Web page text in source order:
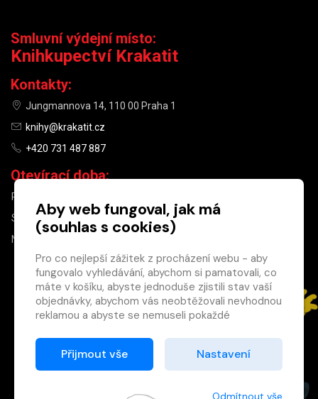
×
Máte u nás již
registrovaný
účet?
Registrací získáte slevu
na zboží ve výši 15 %
Smluvní výdejní místo:
Knihkupectví Krakatit
Kontakty:
Jungmannova 14, 110 00 Praha 1
knihy@krakatit.cz
+420 731 487 887
Otevírací doba:
PO–PÁ
SO
10:00–13:00
NE
Aby web fungoval, jak má
(souhlas s cookies)
Pro co nejlepší zážitek z procházení webu - aby
fungovalo vyhledávání, abychom si pamatovali, co
máte v košíku, abyste jednoduše zjistili stav vaší
objednávky, abychom vás neobtěžovali nevhodnou
reklamou a abyste se nemuseli pokaždé
Proto od vás potřebujeme souhlas se
zpracováním souborů cookies
Děkujeme, že nám ho dáte a pomůžete nám tak
Přijmout vše Nastavení
Odmítnout vše